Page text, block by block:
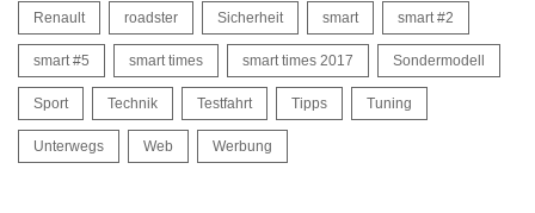
Renault roadster Sicherheit smart smart #2
smart #5 smart times smart times 2017 Sondermodell
Sport Technik Testfahrt Tipps Tuning
Unterwegs Web Werbung